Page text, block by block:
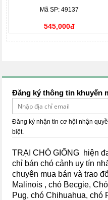
Mã SP: 49137
545,000đ
Đăng ký thông tin khuyến
Đăng ký nhận tin cơ hội nhận
biệt.
TRẠI CHÓ GIỐNG hiện
chỉ bán chó cảnh uy tín
chuyên mua bán và trao
Malinois , chó Becgie,
Pug, chó Chihuahua, chó